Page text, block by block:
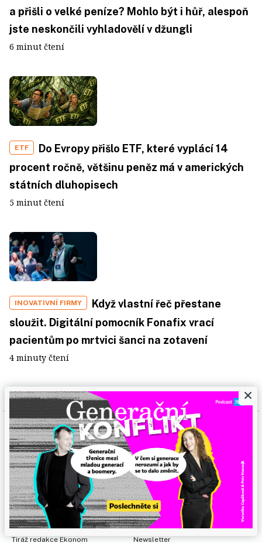
a přišli o velké peníze? Mohlo být i hůř, alespoň
jste neskončili vyhladovělí v džungli
6 minut čtení
ETF
Do Evropy přišlo ETF, které vyplácí 14
procent ročně, většinu peněz má v amerických
státních dluhopisech
5 minut čtení
INOVATIVNÍ FIRMY
Když vlastní řeč přestane
sloužit. Digitální pomocník Fonafix vrací
pacientům po mrtvici šanci na zotavení
4 minuty čtení
Copyright©1996-2026Economia, a.s.
Týdeník Ekonom
ISSN 1210-0714
ekonom.cz
ISSN 2787-9380
Certifikováno:
Kontakty
Tiráž redakce Ekonom
Kariéra
Newsletter
×